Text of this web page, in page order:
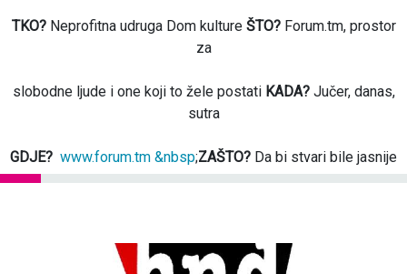
TKO?Neprofitna udruga Dom kulture ŠTO?Forum.tm, prostor
za
slobodne ljude i one koji to žele postati KADA?Jučer, danas,
sutra
GDJE? www.forum.tm &nbsp;ZAŠTO? Da bi stvari bile jasnije